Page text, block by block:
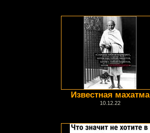
Известная махатма
10.12.22